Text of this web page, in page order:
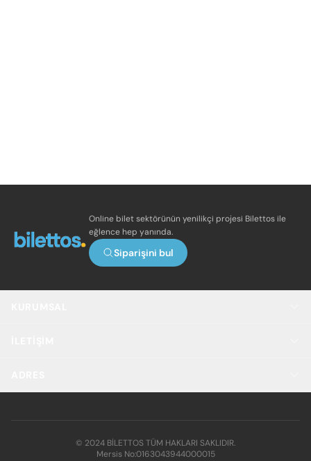
Online bilet sektörünün yenilikçi projesi Bilettos ile
eğlence hep yanında.
Siparişini bul
© 2024 BİLETTOS TÜM HAKLARI SAKLIDIR.
Mersis No:0163043944000015